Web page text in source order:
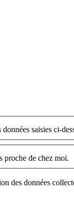
saisies ci-
proche de chez moi.
des données